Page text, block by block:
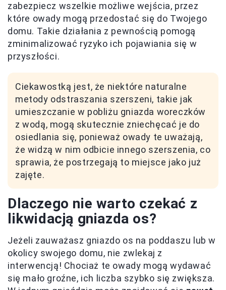
zabezpiecz wszelkie możliwe wejścia, przez
które owady mogą przedostać się do Twojego
domu. Takie działania z pewnością pomogą
zminimalizować ryzyko ich pojawiania się w
przyszłości.
Ciekawostką jest, że niektóre naturalne
metody odstraszania szerszeni, takie jak
umieszczanie w pobliżu gniazda woreczków
z wodą, mogą skutecznie zniechęcać je do
osiedlania się, ponieważ owady te uważają,
że widzą w nim odbicie innego szerszenia, co
sprawia, że postrzegają to miejsce jako już
zajęte.
Dlaczego nie warto czekać z
likwidacją gniazda os?
Jeżeli zauważasz gniazdo os na poddaszu lub w
okolicy swojego domu, nie zwlekaj z
interwencją! Chociaż te owady mogą wydawać
się mało groźne, ich liczba szybko się zwiększa.